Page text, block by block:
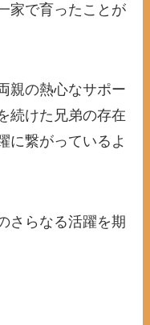
家で育ったことが
親の熱心なサポー
続けた兄弟の存在
に繋がっているよ
さらなる活躍を期